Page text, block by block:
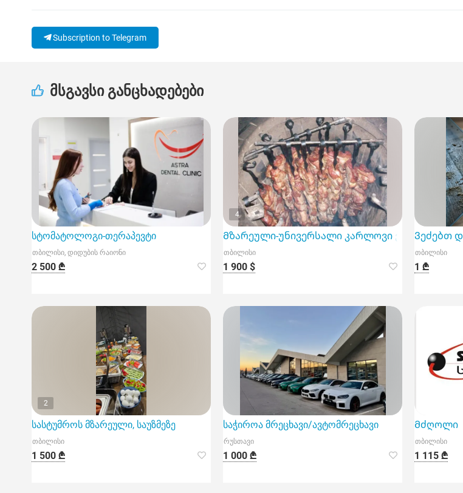
Subscription to Telegram
მსგავსი განცხადებები
სტომატოლოგი-თერაპევტი
თბილისი, დიდუბის რაიონი
2 500 ₾
4
Მზარეული-უნივერსალი კარლოვი ვარში,
თბილისი
1 900 $
Ვეძებთ
თბილისი
1 ₾
2
სასტუმროს მზარეული, საუზმეზე
თბილისი
1 500 ₾
საჭიროა მრეცხავი/ავტომრეცხავი
რუსთავი
1 000 ₾
Მძღოლი
თბილისი
1 115 ₾